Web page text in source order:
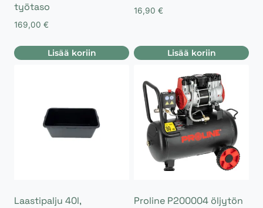
työtaso
169,00 €
Lisää koriin
16,90 €
Lisää koriin
Laastipalju 40l,
Proline P200004 öljytön